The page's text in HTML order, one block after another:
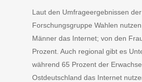
Laut den Umfrageergebnissen der
Forschungsgruppe Wahlen
Männer das Internet; von den
Prozent. Auch regional gibt es
während 65 Prozent der
Ostdeutschland das Internet